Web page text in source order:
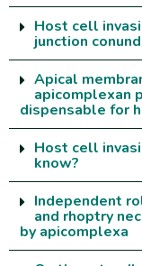
Host cell
junction
Apical
apicomplexan
dispensable for
Host cell
know?
Independent
and rhoptry
by apicomplexa